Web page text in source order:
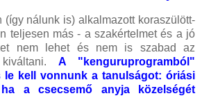
(így nálunk is) alkalmazott koraszülött-
teljesen más - a szakértelmet és a jó
nem lehet és nem is szabad az
A "kenguruprogramból"
le kell vonnunk a tanulságot: óriási
a csecsemő anyja közelségét